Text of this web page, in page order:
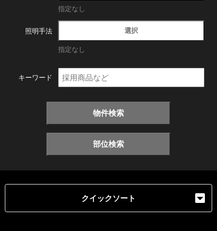
指定なし
照明手法 選択
指定なし
キーワード
物件検索
部位検索
クイックソート